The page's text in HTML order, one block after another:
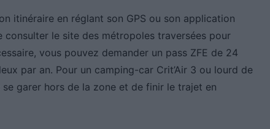
itinéraire en réglant son GPS ou son application
consulter le site des métropoles traversées pour
vous pouvez demander un pass ZFE de 24
par an. Pour un camping-car Crit’Air 3 ou lourd de
garer hors de la zone et de finir le trajet en